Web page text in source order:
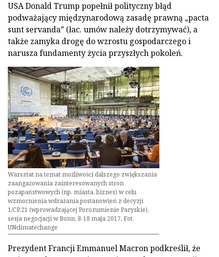
USA Donald Trump popełnił polityczny błąd
podważający międzynarodową zasadę prawną „pacta
sunt servanda” (łac. umów należy dotrzymywać), a
także zamyka drogę do wzrostu gospodarczego i
narusza fundamenty życia przyszłych pokoleń.
Warsztat na temat możliwości dalszego zwiększania
zaangażowania zainteresowanych stron
pozapaństwowych (np. miasta, biznes) w celu
wzmocnienia wdrażania postanowień z decyzji
1/CP.21 (wprowadzającej Porozumienie Paryskie),
sesja negocjacji w Bonn, 8-18 maja 2017. Fot.
UNclimatechange
Prezydent Francji Emmanuel Macron podkreślił, że